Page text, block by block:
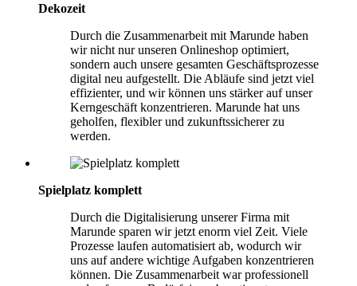
Dekozeit
Durch die Zusammenarbeit mit Marunde haben
wir nicht nur unseren Onlineshop optimiert,
sondern auch unsere gesamten Geschäftsprozesse
digital neu aufgestellt. Die Abläufe sind jetzt viel
effizienter, und wir können uns stärker auf unser
Kerngeschäft konzentrieren. Marunde hat uns
geholfen, flexibler und zukunftssicherer zu
werden.
Spielplatz komplett
Durch die Digitalisierung unserer Firma mit
Marunde sparen wir jetzt enorm viel Zeit. Viele
Prozesse laufen automatisiert ab, wodurch wir
uns auf andere wichtige Aufgaben konzentrieren
können. Die Zusammenarbeit war professionell